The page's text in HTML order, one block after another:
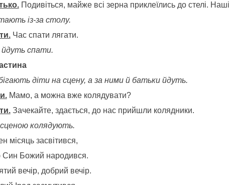
Подивіться, майже всі зерна приклеїлись до стелі.
із-за столу.
Час спати лягати.
йдуть спати.
частина
діти на сцену, а за ними й батьки йдуть.
Мамо, а можна вже колядувати?
Зачекайте, здається, до нас прийшли колядники.
колядують.
місяць засвітився,
Син Божий народився.
вечір, добрий вечір.